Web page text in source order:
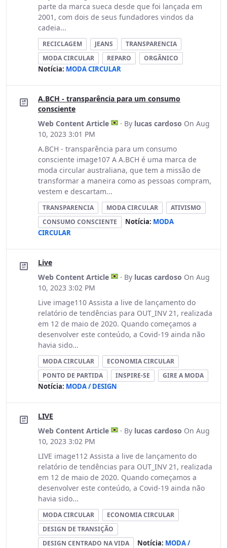
parte da marca sueca desde que foi lançada em
2001, com dois de seus fundadores vindos da
cadeia...
RECICLAGEM JEANS
TRANSPARENCIA
MODA CIRCULAR
REPARO ORGÂNICO
Notícia: MODA CIRCULAR
A.BCH - transparência para um consumo
consciente
Web Content Article
· By lucas cardoso On Aug
10, 2023 3:01 PM
A.BCH - transparência para um consumo
consciente image107 A A.BCH é uma marca de
moda circular australiana, que tem a missão de
transformar a maneira como as pessoas compram,
vestem e descartam...
TRANSPARENCIA MODA CIRCULAR
ATIVISMO
CONSUMO CONSCIENTE
Notícia: MODA
CIRCULAR
Live
Web Content Article
· By lucas cardoso On Aug
10, 2023 3:02 PM
Live image110 Assista a live de lançamento do
relatório de tendências para OUT_INV 21, realizada
em 12 de maio de 2020. Quando começamos a
desenvolver este conteúdo, a Covid-19 ainda não
havia sido...
MODA CIRCULAR
ECONOMIA CIRCULAR
PONTO DE PARTIDA
INSPIRE-SE GIRE A MODA
Notícia: MODA / DESIGN
LIVE
Web Content Article
· By lucas cardoso On Aug
10, 2023 3:02 PM
LIVE image112 Assista a live de lançamento do
relatório de tendências para OUT_INV 21, realizada
em 12 de maio de 2020. Quando começamos a
desenvolver este conteúdo, a Covid-19 ainda não
havia sido...
MODA CIRCULAR
ECONOMIA CIRCULAR
DESIGN DE TRANSIÇÃO
DESIGN CENTRADO NA VIDA
Notícia: MODA /